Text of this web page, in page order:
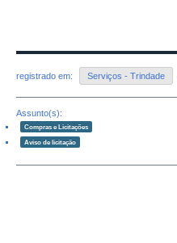
registrado em: Serviços - Trindade
Assunto(s):
Compras e Licitações
Aviso de licitação